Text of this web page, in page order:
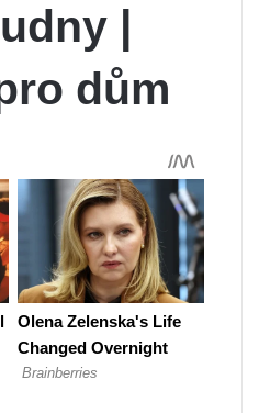
|
dům